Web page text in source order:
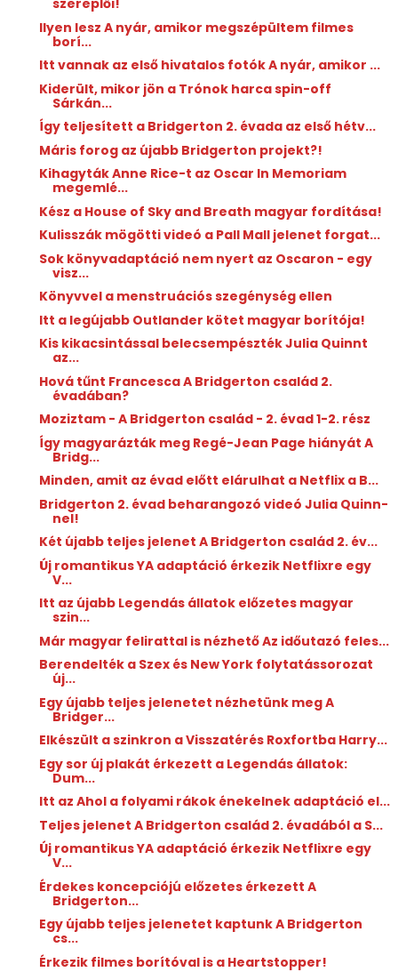
szereplői!
Ilyen lesz A nyár, amikor megszépültem filmes
borí...
Itt vannak az első hivatalos fotók A nyár, amikor ...
Kiderült, mikor jön a Trónok harca spin-off
Sárkán...
Így teljesített a Bridgerton 2. évada az első hétv...
Máris forog az újabb Bridgerton projekt?!
Kihagyták Anne Rice-t az Oscar In Memoriam
megemlé...
Kész a House of Sky and Breath magyar fordítása!
Kulisszák mögötti videó a Pall Mall jelenet forgat...
Sok könyvadaptáció nem nyert az Oscaron - egy
visz...
Könyvvel a menstruációs szegénység ellen
Itt a legújabb Outlander kötet magyar borítója!
Kis kikacsintással belecsempészték Julia Quinnt
az...
Hová tűnt Francesca A Bridgerton család 2.
évadában?
Moziztam - A Bridgerton család - 2. évad 1-2. rész
Így magyarázták meg Regé-Jean Page hiányát A
Bridg...
Minden, amit az évad előtt elárulhat a Netflix a B...
Bridgerton 2. évad beharangozó videó Julia Quinn-
nel!
Két újabb teljes jelenet A Bridgerton család 2. év...
Új romantikus YA adaptáció érkezik Netflixre egy
V...
Itt az újabb Legendás állatok előzetes magyar
szin...
Már magyar felirattal is nézhető Az időutazó feles...
Berendelték a Szex és New York folytatássorozat
új...
Egy újabb teljes jelenetet nézhetünk meg A
Bridger...
Elkészült a szinkron a Visszatérés Roxfortba Harry...
Egy sor új plakát érkezett a Legendás állatok:
Dum...
Itt az Ahol a folyami rákok énekelnek adaptáció el...
Teljes jelenet A Bridgerton család 2. évadából a S...
Új romantikus YA adaptáció érkezik Netflixre egy
V...
Érdekes koncepciójú előzetes érkezett A
Bridgerton...
Egy újabb teljes jelenetet kaptunk A Bridgerton
cs...
Érkezik filmes borítóval is a Heartstopper!